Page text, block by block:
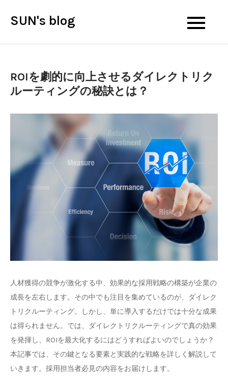
SUN's blog
ROIを劇的に向上させるダイレクトリク
ルーティングの秘訣とは？
人材獲得の競争が激化する中、効果的な採用戦略の構築が企業の
成長を左右します。その中でも注目を集めているのが、ダイレク
トリクルーティング。しかし、単に導入するだけでは十分な成果
は得られません。では、ダイレクトリクルーティングで真の効果
を発揮し、ROIを最大化するにはどうすればよいのでしょうか？
本記事では、その鍵となる要素と実践的な戦略を詳しく解説して
いきます。採用担当者必見の内容をお届けします。